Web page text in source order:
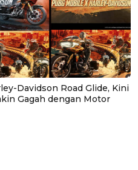
Davidson Road Glide, Kini
Gagah dengan Motor